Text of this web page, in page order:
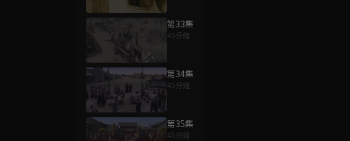
第33集
45分鐘
第34集
45分鐘
第35集
45分鐘